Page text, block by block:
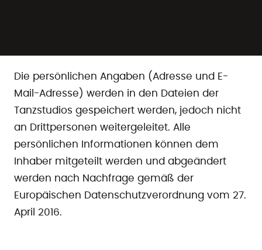
Die persönlichen Angaben (Adresse und E-
Mail-Adresse) werden in den Dateien der
Tanzstudios gespeichert werden, jedoch nicht
an Drittpersonen weitergeleitet. Alle
persönlichen Informationen können dem
Inhaber mitgeteilt werden und abgeändert
werden nach Nachfrage gemäß der
Europäischen Datenschutzverordnung vom 27.
April 2016.